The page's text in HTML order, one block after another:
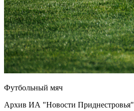
Футбольный мяч
Архив ИА "Новости Приднестровья"